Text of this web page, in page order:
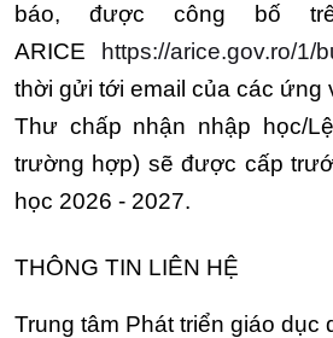
báo, được công bố
ARICE
https://arice.gov.ro/1/
thời gửi tới email của các ứng
Thư chấp nhận nhập học/
trường hợp) sẽ được cấp
học 2026 - 2027.
THÔNG TIN LIÊN HỆ
Trung tâm Phát triển giáo dục